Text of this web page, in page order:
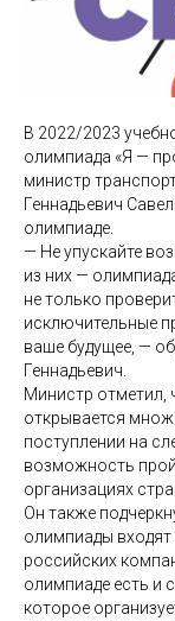
В 2022/2023
олимпиада «Я —
министр
Геннадьевич
олимпиаде.
— Не упускайте
из них —
не только
исключительные
ваше будущее, —
Геннадьевич.
Министр отметил,
открывается
поступлении на
возможность
организациях
Он также
олимпиады входят
российских
олимпиаде есть и
которое